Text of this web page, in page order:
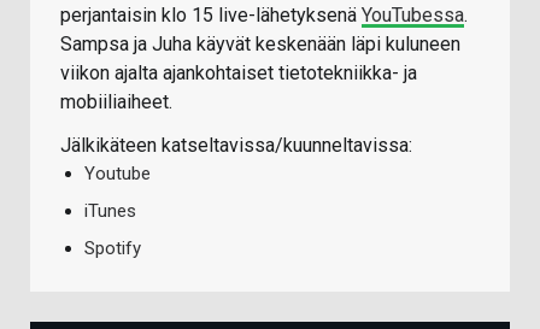
perjantaisin klo 15 live-lähetyksenä YouTubessa.
Sampsa ja Juha käyvät keskenään läpi kuluneen
viikon ajalta ajankohtaiset tietotekniikka- ja
mobiiliaiheet.
Jälkikäteen katseltavissa/kuunneltavissa:
Youtube
iTunes
Spotify